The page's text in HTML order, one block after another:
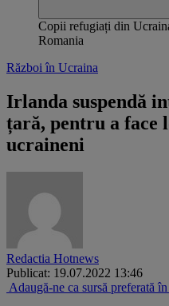
Copii refugiați din
Romania
Război în Ucraina
Irlanda suspendă
țară, pentru a face
ucraineni
Redactia Hotnews
Publicat: 19.07.2022 13:46
Adaugă-ne ca sursă preferată